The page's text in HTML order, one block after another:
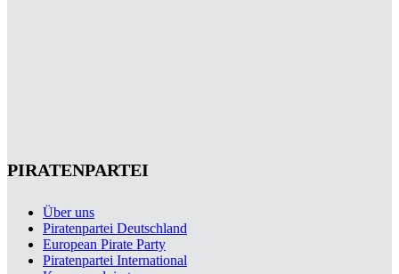
PIRATENPARTEI
Über uns
Piratenpartei Deutschland
European Pirate Party
Piratenpartei International